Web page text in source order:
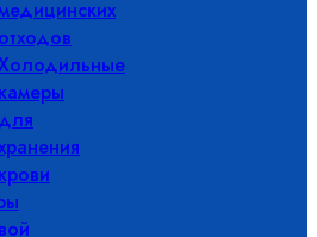
отходов
камеры
для
крови